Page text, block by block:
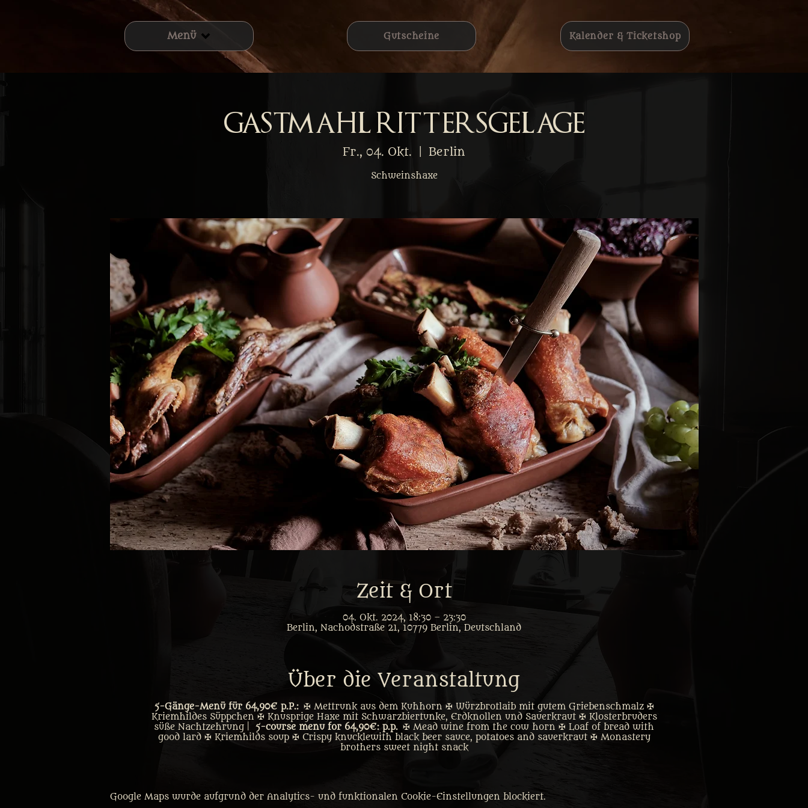
Menü Gutscheine Kalender & Ticketshop
Gastmahl Rittersgelage
Fr., 04. Okt. Berlin
Schweinshaxe
Zeit & Ort
04. Okt. 2024, 18:30 – 23:30
Berlin, Nachodstraße 21, 10779 Berlin, Deutschland
Über die Veranstaltung
5-Gänge-Menü für 64,90€ p.P.:✠ Mettrunk aus dem Kuhhorn ✠ Würzbrotlaib mit gutem Griebenschmalz ✠
Kriemhildes Süppchen ✠ Knusprige Haxe mit Schwarzbiertunke, Erdknollen und Sauerkraut ✠ Klosterbruders
süße Nachtzehrung | 5-course menu for 64,90€: p.p. ✠ Mead wine from the cow horn ✠ Loaf of bread with
good lard ✠ Kriemhilds soup ✠ Crispy knuckle with black beer sauce, potatoes and sauerkraut ✠ Monastery
brothers sweet night snack
Google Maps wurde aufgrund der Analytics- und funktionalen Cookie-Einstellungen blockiert.